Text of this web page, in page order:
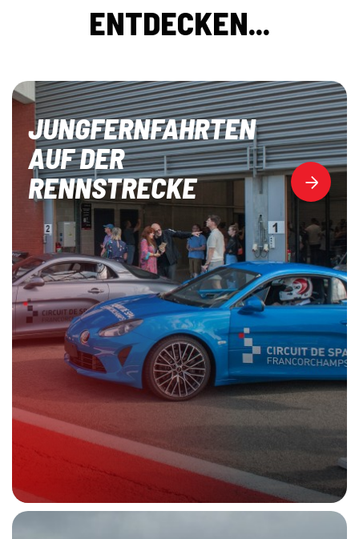
ENTDECKEN...
JUNGFERNFAHRTEN
AUF DER
RENNSTRECKE